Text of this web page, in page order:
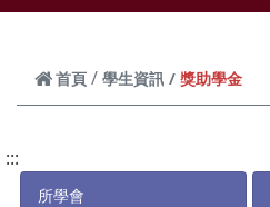
首頁 學生資訊 獎助學金
:::
所學會